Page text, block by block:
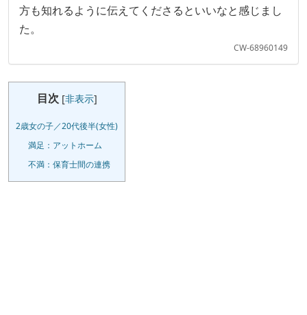
方も知れるように伝えてくださるといいなと感じまし
た。
CW-68960149
目次 [非表示]
2歳女の子／20代後半(女性)
満足：アットホーム
不満：保育士間の連携